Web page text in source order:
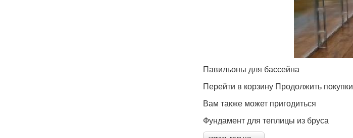
Павильоны для бассейна
Перейти в корзину Продолжить покупки
Вам также может пригодиться
Фундамент для теплицы из бруса